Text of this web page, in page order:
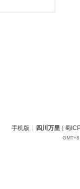
手机版 四川万里( 蜀